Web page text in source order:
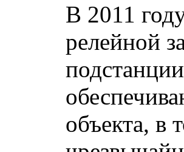
В 2011
релейной
объекта, в